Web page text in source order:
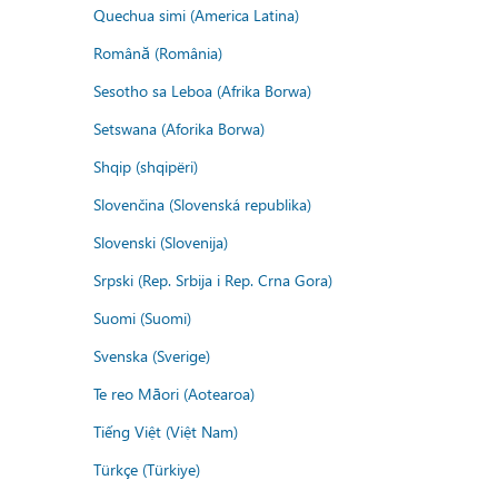
Quechua simi (America Latina)
Română (România)
Sesotho sa Leboa (Afrika Borwa)
Setswana (Aforika Borwa)
Shqip (shqipëri)
Slovenčina (Slovenská republika)
Slovenski (Slovenija)
Srpski (Rep. Srbija i Rep. Crna Gora)
Suomi (Suomi)
Svenska (Sverige)
Te reo Māori (Aotearoa)
Tiếng Việt (Việt Nam)
Türkçe (Türkiye)